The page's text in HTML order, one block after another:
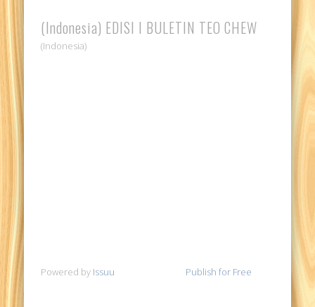
(Indonesia) EDISI I BULETIN TEO CHEW
(Indonesia)
Powered by Issuu Publish for Free